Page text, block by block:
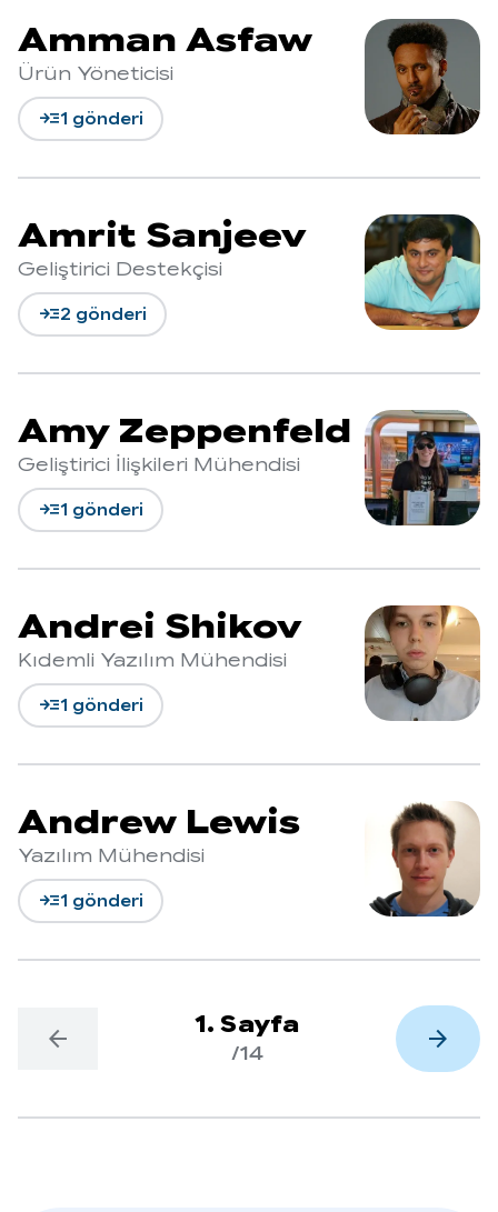
Amman Asfaw
Ürün Yöneticisi
read_more1 gönderi
Amrit Sanjeev
Geliştirici Destekçisi
read_more2 gönderi
Amy Zeppenfeld
Geliştirici İlişkileri Mühendisi
read_more1 gönderi
Andrei Shikov
Kıdemli Yazılım Mühendisi
read_more1 gönderi
Andrew Lewis
Yazılım Mühendisi
read_more1 gönderi
arrow_back 1. Sayfa
/14 arrow_forward